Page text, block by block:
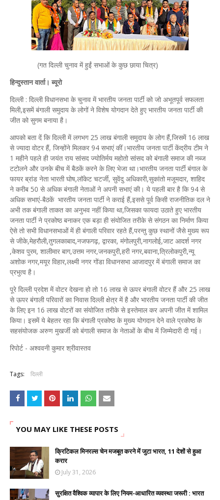
(गत दिल्ली चुनाव में हुईं सभाओं के कुछ छाया चित्र)
हिन्दुस्तान वार्ता। ब्यूरो
दिल्ली : दिल्ली विधानसभा के चुनाव में भारतीय जनता पार्टी को जो अभूतपूर्व सफलता
मिली,इसमें बंगाली समुदाय के लोगों ने विशेष योगदान देते हुए भारतीय जनता पार्टी की
जीत को सुगम बनाया है।
आपको बता दें कि दिल्ली में लगभग 25 लाख बंगाली समुदाय के लोग हैं,जिसमें 16 लाख
से ज्यादा वोटर हैं, जिन्होंने मिलकर 94 सभाएं कीं।भारतीय जनता पार्टी केंद्रीय टीम ने
1 महीने पहले ही जयंत राय सांसद ज्योतिर्मय महोतो सांसद को बंगाली समाज की नब्ज
टटोलने और उनके बीच में बैठकें करने के लिए भेजा था।भारतीय जनता पार्टी बंगाल के
फायर ब्रांड नेता भारती घोष,लॉकेट चटर्जी, सुवेंदु अधिकारी,सुकांतो मजूमदार, शाहिद
ने करीब 50 से अधिक बंगाली नेताओं ने अपनी सभाएं की। ये पहली बार है कि 94 से
अधिक सभाएं-बैठकें भारतीय जनता पार्टी ने कराई हैं,इससे पूर्व किसी राजनीतिक दल ने
अभी तक बंगाली ताकत का अनुभव नहीं किया था,जिसका फायदा उठाते हुए भारतीय
जनता पार्टी ने प्रकोष्ठ बनाकर एक बड़ा ही संयोजित तरीके से संगठन का निर्माण किया
ऐसे तो सभी विधानसभाओं में ही बंगाली परिवार रहते हैं,परन्तु कुछ स्थानों जैसे मुख्य रूप
से जीके,मेहरौली,तुगलकाबाद,नजफगढ़, द्वारका, मंगोलपुरी,नागलोई,जाट आदर्श नगर
,केशव पुरम, शालीमार बाग,उत्तम नगर,जनकपुरी,हरी नगर,बवाना,त्रिलोकपुरी,न्यू
अशोक नगर,मयूर विहार,लक्ष्मी नगर गोंडा विधानसभा आजादपुर में बंगाली समाज का
प्रभुत्व है।
पूरे दिल्ली प्रदेश में वोटर देखना हो तो 16 लाख से ऊपर बंगाली वोटर हैं और 25 लाख
से ऊपर बंगाली परिवारों का निवास दिल्ली क्षेत्र में है और भारतीय जनता पार्टी की जीत
के लिए इन 16 लाख वोटरों का संयोजित तरीके से इस्तेमाल कर अपनी जीत में शामिल
किया। इसमें ये बेहतर रहा कि बंगाली प्रकोष्ठ के मुख्य योगदान देने वाले प्रकोष्ठ के
सहसंयोजक अरुण मुखर्जी को बंगाली समाज के नेताओं के बीच में जिम्मेदारी दी गई।
रिपोर्ट - अश्ववनी कुमार श्रीवास्तव
Tags: दिल्ली
YOU MAY LIKE THESE POSTS
क्रिटिकल मिनरल्स चेन मजबूत करने में जुटा भारत, 11 देशों से हुआ
करार
July 31, 2026
सुरक्षित वैश्विक व्यापार के लिए नियम-आधारित व्यवस्था जरूरी : भारत